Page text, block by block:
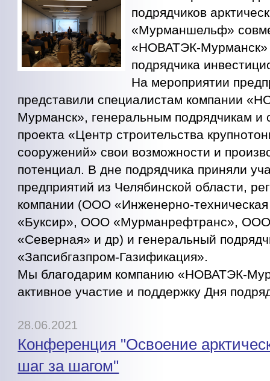
подрядчиков
«Мурманшельф»
«НОВАТЭК-Мурманск»
подрядчика
На мероприятии
представили специалистам компании
Мурманск», генеральным подрядчикам и
проекта «Центр строительства
сооружений» свои возможности и
потенциал. В дне подрядчика приняли
предприятий из Челябинской области,
компании (ООО «Инженерно-
«Буксир», ООО «Мурманрефтранс»,
«Северная» и др) и генеральный
«Запсибгазпром-Газификация».
Мы благодарим компанию «НОВАТЭК-
активное участие и поддержку Дня
28.06.2021
Конференция "Освоение
шаг за шагом"